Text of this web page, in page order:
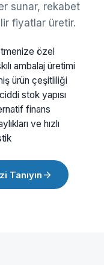
sunar, rekabet
fiyatlar üretir.
özel
ambalaj üretimi
ürün çeşitliliği
stok yapısı
finans
ve hızlı
Tanıyın